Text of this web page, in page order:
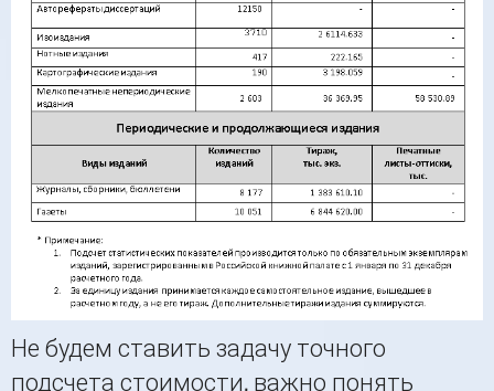
Не будем ставить задачу точного
подсчета стоимости, важно понять